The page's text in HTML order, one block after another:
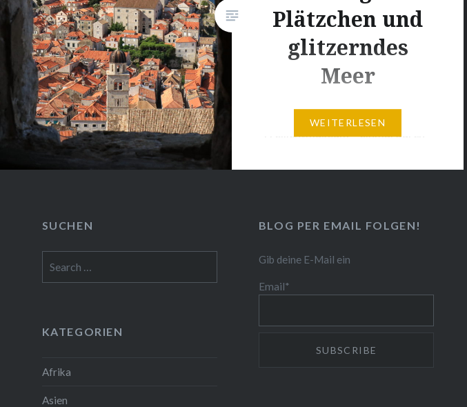
Plätzchen und
glitzerndes
Meer
Dubrovnik gleicht einem
Freilichtmuseum – einmal durch
hindurch, ist man mitten drin!
man Dubrovnik auch einmal
umrunden kann. Es gibt so viel
das glitzernde Meer, die coolen
WEITERLESEN
SUCHEN
for:
BLOG PER EMAIL FOLGEN!
Gib deine E-Mail ein
Email*
KATEGORIEN
Afrika
Asien